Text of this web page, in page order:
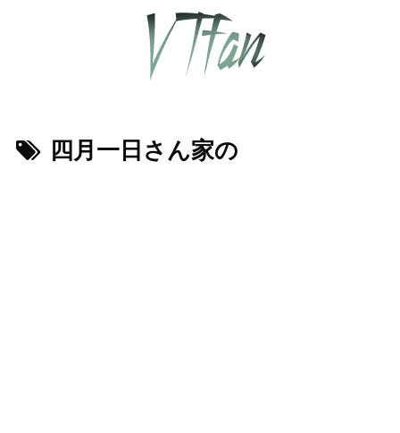
四月一日さん家の